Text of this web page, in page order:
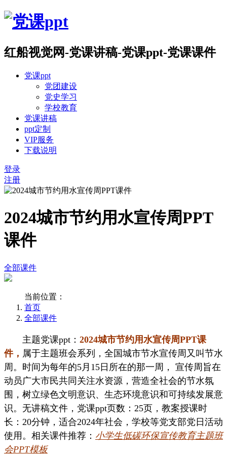
红船视觉网-党课讲稿-党课ppt-党课课件
党课ppt
党团建设
党史学习
学校教育
党课讲稿
ppt定制
VIP服务
下载说明
登录
注册
2024城市节约用水宣传周PPT
课件
全部课件
当前位置：
首页
全部课件
主题党课ppt： 2024城市节约用水宣传周PPT课
件， 属于主题班会系列，全国城市节水宣传周又叫节水
周。时间为每年的5月15日所在的那一周， 宣传周旨在
动员广大市民共同关注水资源，营造全社会的节水氛
围，树立绿色文明意识、生态环境意识和可持续发展意
识。无讲稿文件，党课ppt页数：25页，教案授课时
长：20分钟，适合2024年社会，学校等党支部党日活动
使用。相关课件推荐： 小学生低碳环保宣传教育主题班
会PPT模板